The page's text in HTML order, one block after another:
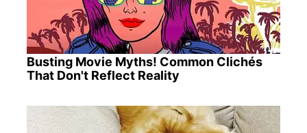
Busting Movie Myths! Common Clichés
That Don't Reflect Reality